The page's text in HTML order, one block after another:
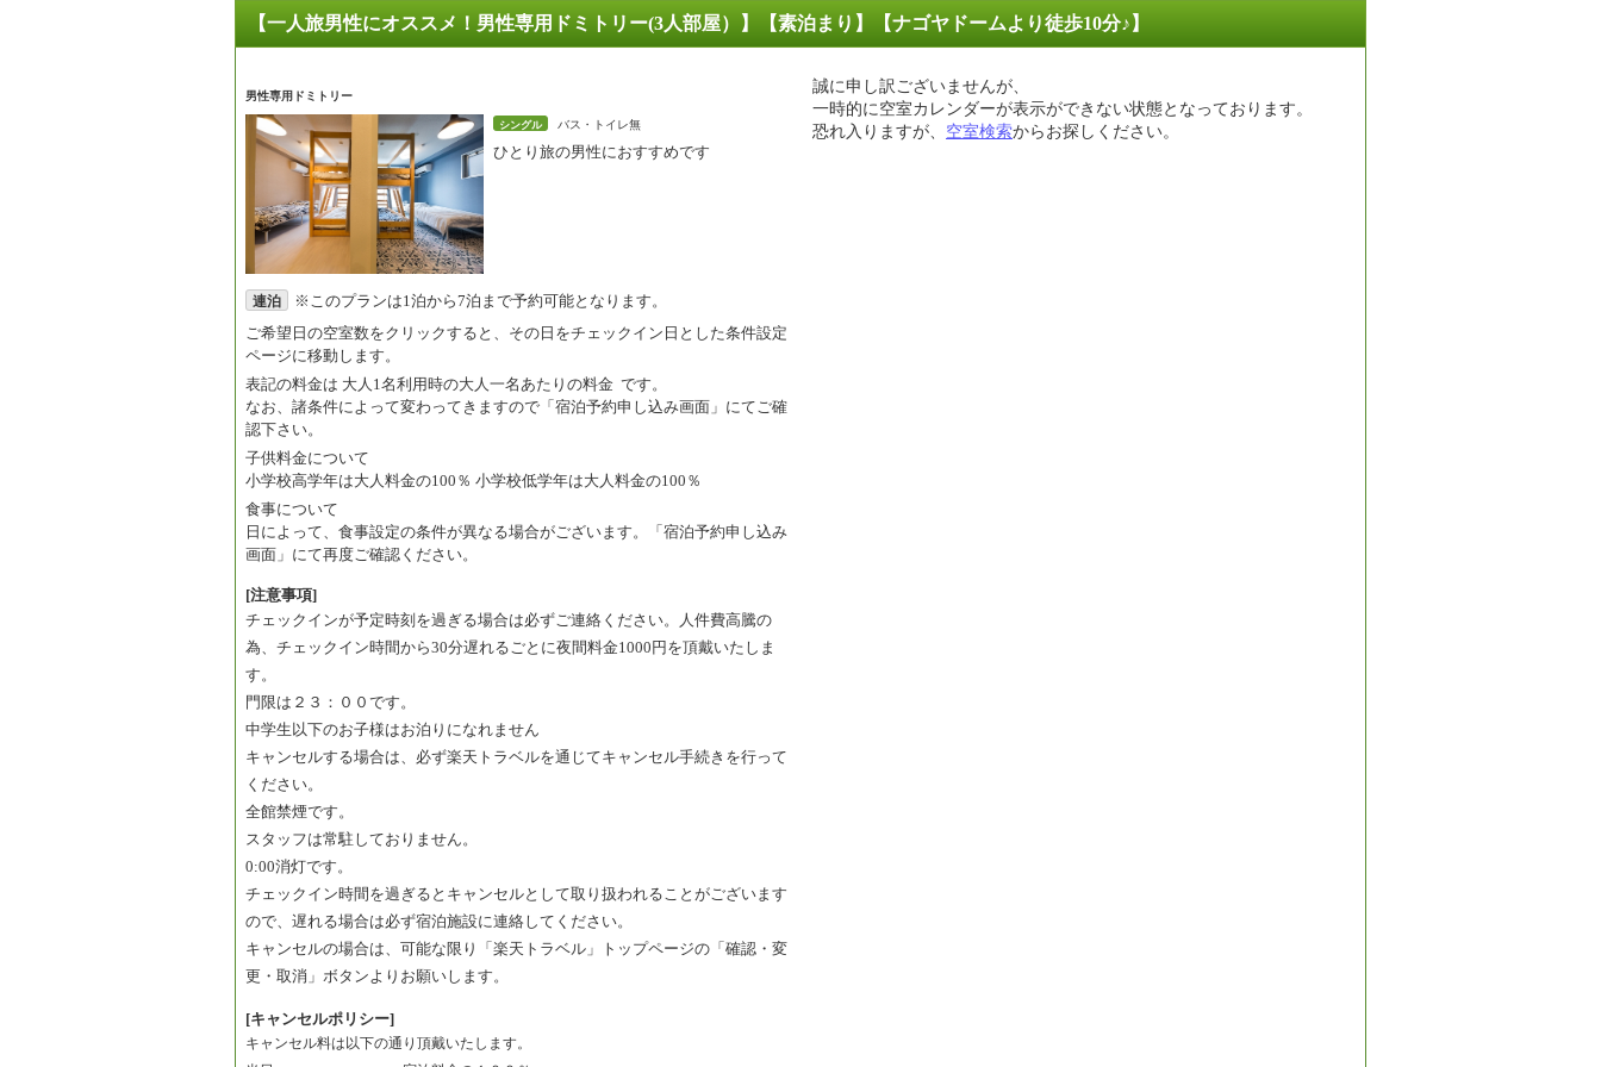
【一人旅男性にオススメ！男性専用ドミトリー(3人部屋）】【素泊まり】【ナゴヤドームより徒歩10分♪】
男性専用ドミトリー
シングル バス・トイレ無
ひとり旅の男性におすすめです
連泊
※このプランは1泊から7泊まで予約可能となります。
ご希望日の空室数をクリックすると、その日をチェックイン日とした条件設定
ページに移動します。
表記の料金は 大人1名利用時の大人一名あたりの料金 です。
なお、諸条件によって変わってきますので「宿泊予約申し込み画面」にてご確
認下さい。
子供料金について
小学校高学年は大人料金の100％ 小学校低学年は大人料金の100％
食事について
日によって、食事設定の条件が異なる場合がございます。「宿泊予約申し込み
画面」にて再度ご確認ください。
[注意事項]
チェックインが予定時刻を過ぎる場合は必ずご連絡ください。人件費高騰の
為、チェックイン時間から30分遅れるごとに夜間料金1000円を頂戴いたしま
す。
門限は２３：００です。
中学生以下のお子様はお泊りになれません
キャンセルする場合は、必ず楽天トラベルを通じてキャンセル手続きを行って
ください。
全館禁煙です。
スタッフは常駐しておりません。
0:00消灯です。
チェックイン時間を過ぎるとキャンセルとして取り扱われることがございます
ので、遅れる場合は必ず宿泊施設に連絡してください。
キャンセルの場合は、可能な限り「楽天トラベル」トップページの「確認・変
更・取消」ボタンよりお願いします。
[キャンセルポリシー]
キャンセル料は以下の通り頂戴いたします。
誠に申し訳ございませんが、
一時的に空室カレンダーが表示ができない状態となっております。
恐れ入りますが、 空室検索からお探しください。